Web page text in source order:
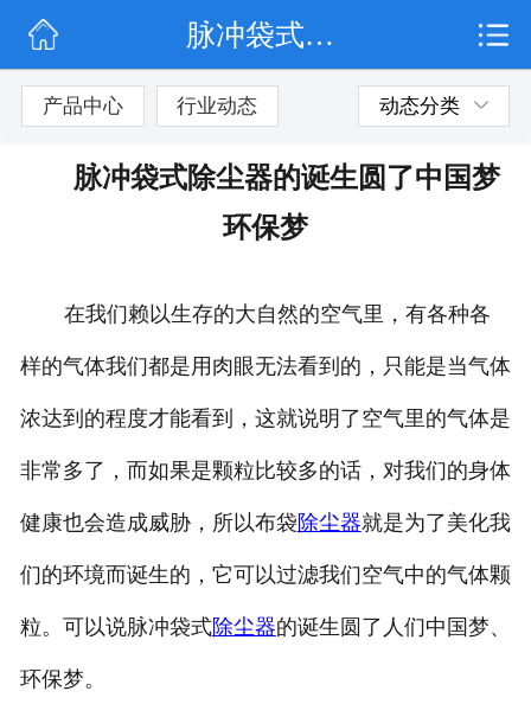
公司简介
脉冲袋式除尘器的诞生圆了中国梦 环保梦
产品中心 行业动态 动态分类
脉冲袋式除尘器的诞生圆了中国梦
环保梦
在我们赖以生存的大自然的空气里，有各种各
样的气体我们都是用肉眼无法看到的，只能是当气体
浓达到的程度才能看到，这就说明了空气里的气体是
非常多了，而如果是颗粒比较多的话，对我们的身体
健康也会造成威胁，所以布袋除尘器就是为了美化我
们的环境而诞生的，它可以过滤我们空气中的气体颗
粒。可以说脉冲袋式除尘器的诞生圆了人们中国梦、
环保梦。